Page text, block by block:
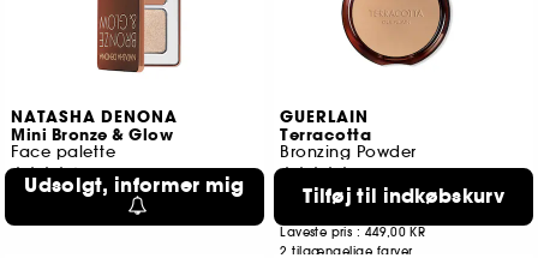
NATASHA DENONA
Mini Bronze & Glow
Face palette
307
169,00 KR
Udsolgt, informer mig
GUERLAIN
Terracotta
Bronzing Powder
37
339,00 KR
Laveste pris : 449,00 KR
2 tilgængelige farver
Tilføj til indkøbskurv